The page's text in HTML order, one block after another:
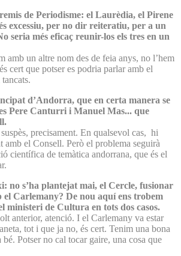
de Periodisme: el Laurèdia, el Pirene
excessiu, per no dir reiteratiu, per a un
seria més eficaç reunir-los els tres en un
amb un altre nom des de feia anys, no l’hem
cert que potser es podria parlar amb el
d’Andorra, que en certa manera se
Pere Canturri i Manuel Mas... que
suspès, precisament. En qualsevol cas, hi
amb el Consell. Però el problema seguirà
científica de temàtica andorrana, que és el
no s’ha plantejat mai, el Cercle, fusionar
el Carlemany? De nou aquí ens trobem
ministeri de Cultura en tots dos casos.
anterior, atenció. I el Carlemany va estar
tot i que ja no, és cert. Tenim una bona
Potser no cal tocar gaire, una cosa que